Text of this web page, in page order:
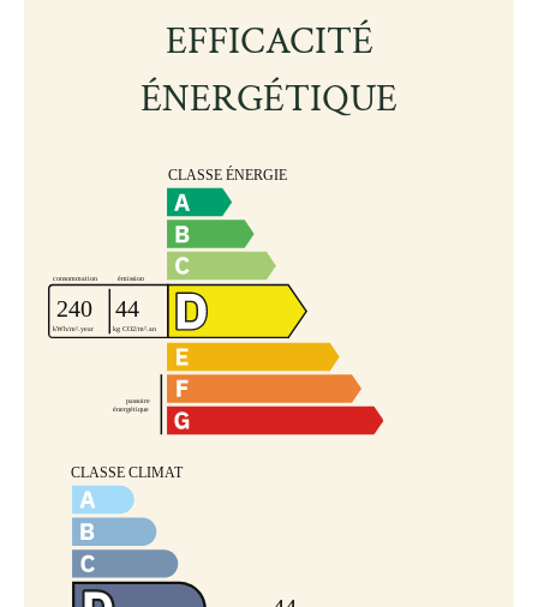
EFFICACITÉ
ÉNERGÉTIQUE